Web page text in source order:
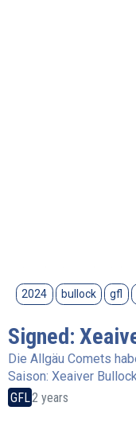
2024 bullock gfl
Signed:
Die Allgäu Comets
Saison: Xeaiver
GFL2 years